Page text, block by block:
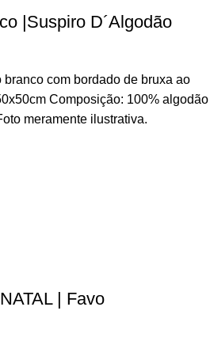
|Suspiro D´Algodão
com bordado de bruxa ao
Composição: 100% algodão
meramente ilustrativa.
| Favo